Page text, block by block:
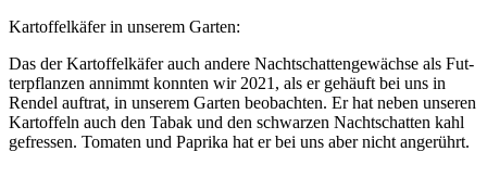
Kar­tof­fel­kä­fer in unse­rem Garten:
Das der Kar­tof­fel­kä­fer auch ande­re Nacht­schat­ten­ge­wäch­se als Fut­
ter­pflan­zen annimmt konn­ten wir 2021, als er gehäuft bei uns in
Ren­del auf­trat, in unse­rem Gar­ten beob­ach­ten. Er hat neben unse­ren
Kar­tof­feln auch den Tabak und den schwar­zen Nacht­schat­ten kahl
gefres­sen. Toma­ten und Papri­ka hat er bei uns aber nicht angerührt.